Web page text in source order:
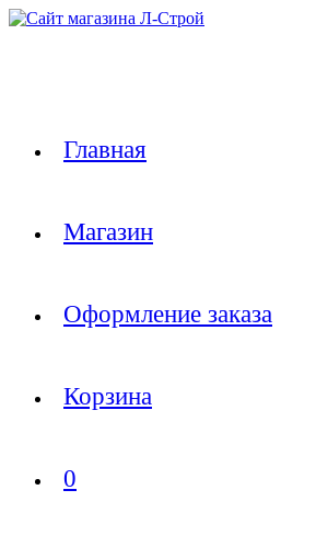
Перейти
Главная
Магазин
Оформление заказа
Корзина
0